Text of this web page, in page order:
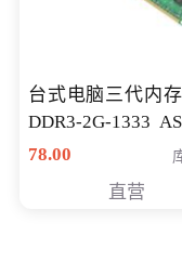
台式电脑三代内
DDR3-2G-1333 ASint昱
联品牌
78.00
直营